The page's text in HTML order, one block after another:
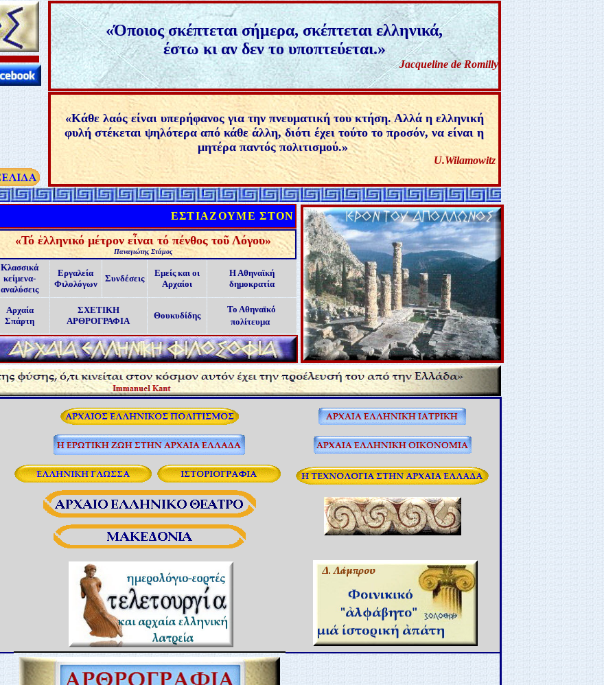
«Όποιος σκέπτεται σήμερα, σκέπτεται ελληνικά,
έστω κι αν δεν το υποπτεύεται.»
Jacqueline de Romilly
«Κάθε λαός είναι υπερήφανος για την πνευματική του κτήση. Αλλά η ελληνική
φυλή στέκεται ψηλότερα από κάθε άλλη, διότι έχει τούτο το προσόν, να είναι η
μητέρα παντός πολιτισμού.»
U.Wilamowitz
ΕΣΤΙΑΖΟΥΜΕ ΣΤΟΝ ΑΡΧΑΙΟ ΕΛΛΗΝΙΚΟ ΠΟΛΙΤΙΣΜΟ
«Τό ἑλληνικό μέτρον εἶναι τό πένθος τοῦ Λόγου»
Παναγιώτης Στάμος
Κλασσικά
κείμενα-
αναλύσεις
Εργαλεία
Φιλολόγων
Συνδέσεις
Εμείς και οι
Αρχαίοι
Η Αθηναϊκή
δημοκρατία
Αρχαία
Σπάρτη
ΣΧΕΤΙΚΗ
ΑΡΘΡΟΓΡΑΦΙΑ
Θουκυδίδης
Το Αθηναϊκό
πολίτευμα